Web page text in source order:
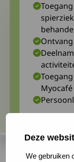
Deze
We gebruiken